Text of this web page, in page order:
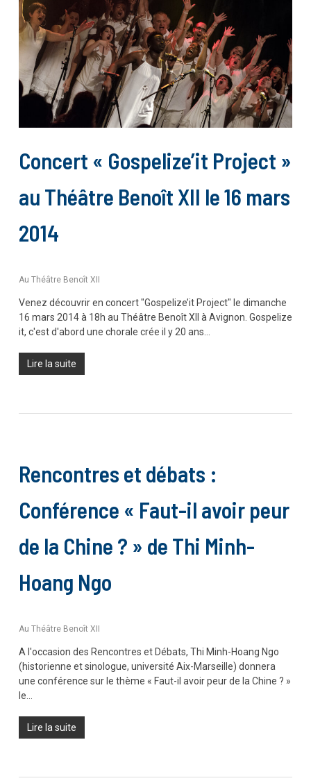
Concert « Gospelize’it Project »
au Théâtre Benoît XII le 16 mars
2014
Au Théâtre Benoît XII
Venez découvrir en concert "Gospelize’it Project" le dimanche
16 mars 2014 à 18h au Théâtre Benoît XII à Avignon. Gospelize
it, c'est d'abord une chorale crée il y 20 ans…
Lire la suite
Rencontres et débats :
Conférence « Faut-il avoir peur
de la Chine ? » de Thi Minh-
Hoang Ngo
Au Théâtre Benoît XII
A l'occasion des Rencontres et Débats, Thi Minh-Hoang Ngo
(historienne et sinologue, université Aix-Marseille) donnera
une conférence sur le thème « Faut-il avoir peur de la Chine ? »
le…
Lire la suite